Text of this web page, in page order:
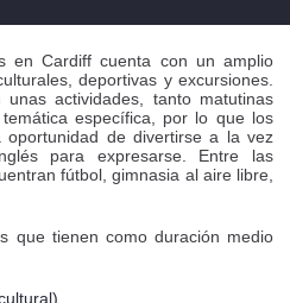
en Cardiff cuenta con un amplio
deportivas y excursiones.
actividades, tanto matutinas
específica, por lo que los
oportunidad de divertirse a la vez
para expresarse. Entre las
fútbol, gimnasia al aire libre,
que tienen como duración medio